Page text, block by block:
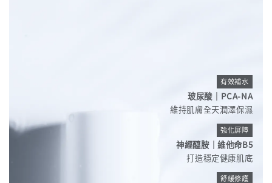
有效補水
玻尿酸｜PCA-NA
維持肌膚全天潤澤保濕
強化屏障
神經醯胺｜維他命B5
打造穩定健康肌底
舒緩修護